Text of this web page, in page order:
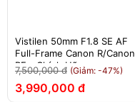
Vistilen 50mm F1.8 SE AF
Full-Frame Canon R/Canon
RF - Chính Hãng
7,500,000 đ (Giảm: -47%)
3,990,000 đ